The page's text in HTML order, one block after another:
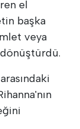
el
başka
veya